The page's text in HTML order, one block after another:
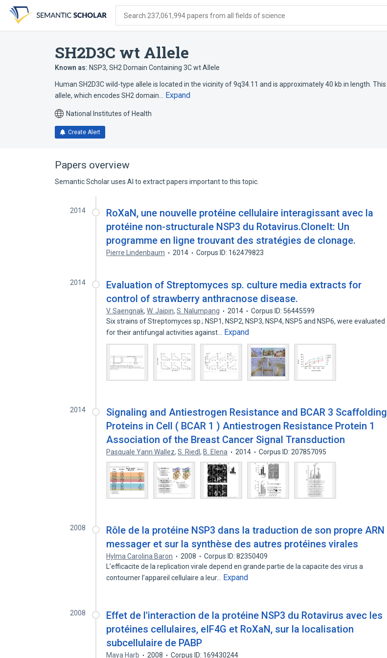
search
form
content
account
menu
Search 237,061,994 papers from all fields of science
SH2D3C wt Allele
Known as: NSP3, SH2 Domain Containing 3C wt Allele
Human SH2D3C wild-type allele is located in the vicinity of 9q34.11 and is approximately 40 kb in length. This
allele, which encodes SH2 domain…
Expand
National Institutes of Health
Create Alert
Papers overview
Semantic Scholar uses AI to extract papers important to this topic.
2014
RoXaN, une nouvelle protéine cellulaire interagissant avec la
protéine non-structurale NSP3 du Rotavirus.CloneIt: Un
programme en ligne trouvant des stratégies de clonage.
Pierre Lindenbaum 2014 Corpus ID: 162479823
2014
Evaluation of Streptomyces sp. culture media extracts for
control of strawberry anthracnose disease.
V. Saengnak,W. Jaipin,S. Nalumpang 2014
Corpus ID: 56445599
Six strains of Streptomyces sp.; NSP1, NSP2, NSP3, NSP4, NSP5 and NSP6, were evaluated
for their antifungal activities against…
Expand
2014
Signaling and Antiestrogen Resistance and BCAR 3 Scaffolding
Proteins in Cell ( BCAR 1 ) Antiestrogen Resistance Protein 1
Association of the Breast Cancer Signal Transduction
Pasquale Yann Wallez,S. Riedl, B. Elena 2014 Corpus ID: 207857095
2008
Rôle de la protéine NSP3 dans la traduction de son propre ARN
messager et sur la synthèse des autres protéines virales
Hylma Carolina Baron 2008
Corpus ID: 82350409
L’efficacite de la replication virale depend en grande partie de la capacite des virus a
contourner l’appareil cellulaire a leur…
Expand
2008
Effet de l'interaction de la protéine NSP3 du Rotavirus avec les
protéines cellulaires, eIF4G et RoXaN, sur la localisation
subcellulaire de PABP
Maya Harb 2008
Corpus ID: 169430244